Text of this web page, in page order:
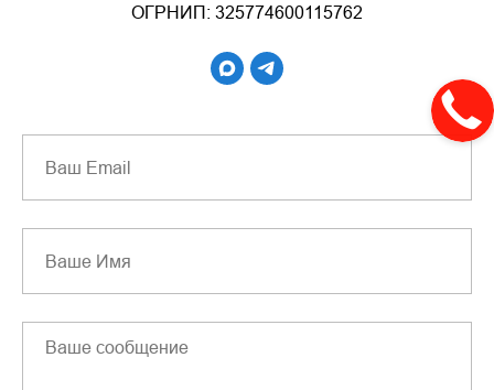
ОГРНИП: 325774600115762